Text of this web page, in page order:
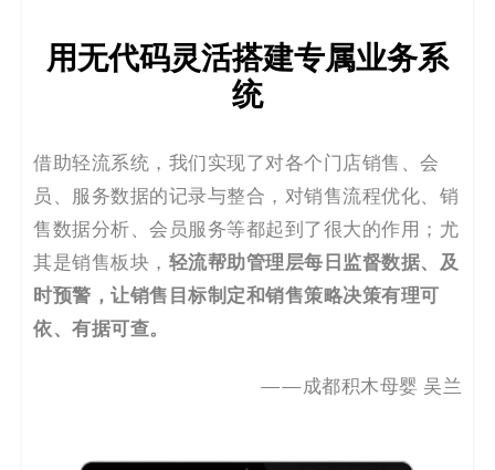
用无代码灵活搭建专属业务系
统
借助轻流系统，我们实现了对各个门店销售、会
员、服务数据的记录与整合，对销售流程优化、销
售数据分析、会员服务等都起到了很大的作用；尤
其是销售板块， 轻流帮助管理层每日监督数据、及
时预警，让销售目标制定和销售策略决策有理可
依、有据可查。
——成都积木母婴 吴兰